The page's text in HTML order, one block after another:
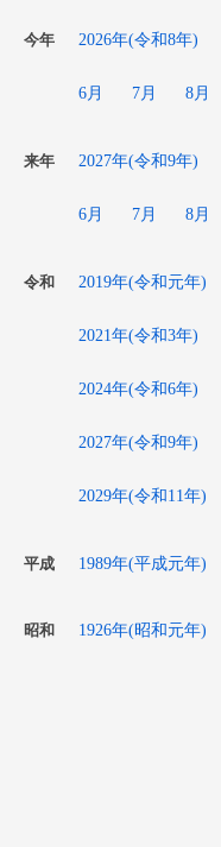
今年 2026年(令和8年)
6月 7月 8月
来年 2027年(令和9年)
6月 7月 8月
令和 2019年(令和元年)
2021年(令和3年)
2024年(令和6年)
2027年(令和9年)
2029年(令和11年)
平成 1989年(平成元年)
昭和 1926年(昭和元年)